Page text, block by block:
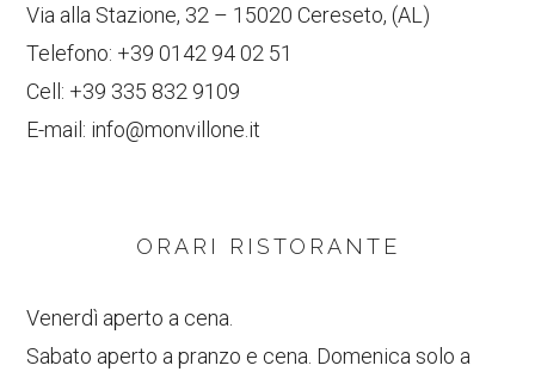
Via alla Stazione, 32 – 15020 Cereseto, (AL)
Telefono: +39 0142 94 02 51
Cell: +39 335 832 9109
E-mail: info@monvillone.it
ORARI RISTORANTE
Venerdì aperto a cena.
Sabato aperto a pranzo e cena. Domenica solo a